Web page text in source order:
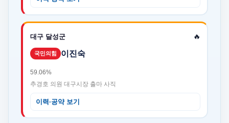
대구 달성군 🔥
국민의힘 이진숙
59.06%
추경호 의원 대구시장 출마 사직
이력·공약 보기